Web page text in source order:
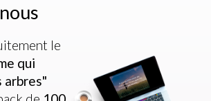
le
qui
arbres"